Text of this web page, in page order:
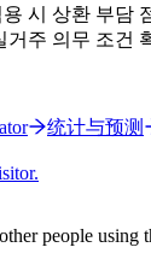
시 상환 부담
거주 의무 조건
统计与预测
people using